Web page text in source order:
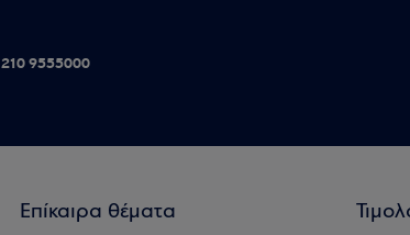
210 9555000
Επίκαιρα θέματα